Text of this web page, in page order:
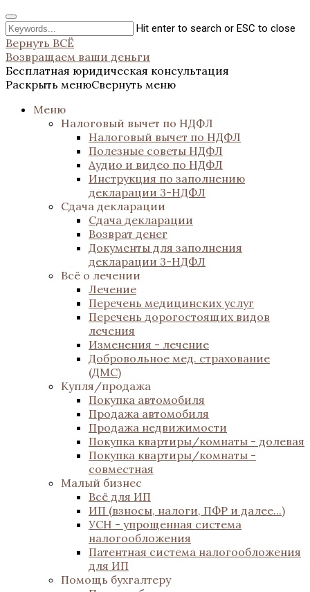
Hit enter to search or ESC to close
Вернуть ВСЁ
Возвращаем ваши деньги
Бесплатная юридическая консультация
Раскрыть менюСвернуть меню
Меню
Налоговый вычет по НДФЛ
Налоговый вычет по НДФЛ
Полезные советы НДФЛ
Аудио и видео по НДФЛ
Инструкция по заполнению
декларации 3-НДФЛ
Сдача декларации
Сдача декларации
Возврат денег
Документы для заполнения
декларации 3-НДФЛ
Всё о лечении
Лечение
Перечень медицинских услуг
Перечень дорогостоящих видов
лечения
Изменения - лечение
Добровольное мед. страхование
(ДМС)
Купля/продажа
Покупка автомобиля
Продажа автомобиля
Продажа недвижимости
Покупка квартиры/комнаты - долевая
Покупка квартиры/комнаты -
совместная
Малый бизнес
Всё для ИП
ИП (взносы, налоги, ПФР и далее...)
УСН - упрощенная система
налогообложения
Патентная система налогообложения
для ИП
Помощь бухгалтеру